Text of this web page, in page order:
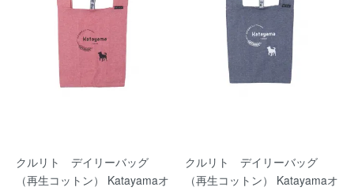
クルリト デイリーバッグ
（再生コットン） Katayamaオ
クルリト デイリーバッグ
（再生コットン） Katayamaオ